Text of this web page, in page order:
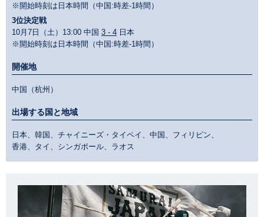
※開始時刻は日本時間（中国:時差-1時間）
3位決定戦
10月7日（土）13:00 中国 3 - 4 日本
※開始時刻は日本時間（中国:時差-1時間）
開催地
中国（杭州）
出場する国と地域
日本、韓国、チャイニーズ・タイペイ、中国、フィリピン、
香港、タイ、シンガポール、ラオス